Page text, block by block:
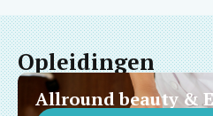
Opleidingen
Allround beauty &